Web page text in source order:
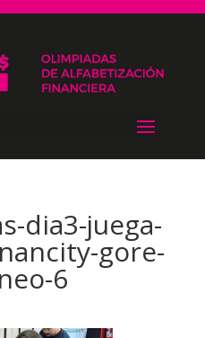
dia3-juega-
gore-
6